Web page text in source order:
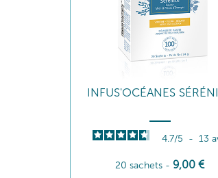
INFUS'OCÉANES
4.7/5 - 13
20 sachets - 9,00 €